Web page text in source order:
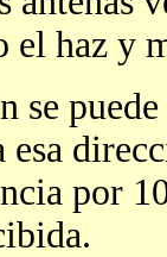
el haz y
puede
esa
por